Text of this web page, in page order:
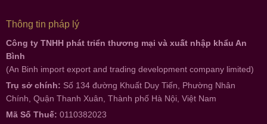
Thông tin pháp lý
Công ty TNHH phát triển thương mại và xuất nhập khẩu An
Bình
(An Binh import export and trading development company limited)
Trụ sở chính: Số 134 đường Khuất Duy Tiến, Phường Nhân
Chính, Quận Thanh Xuân, Thành phố Hà Nội, Việt Nam
Mã Số Thuế: 0110382023